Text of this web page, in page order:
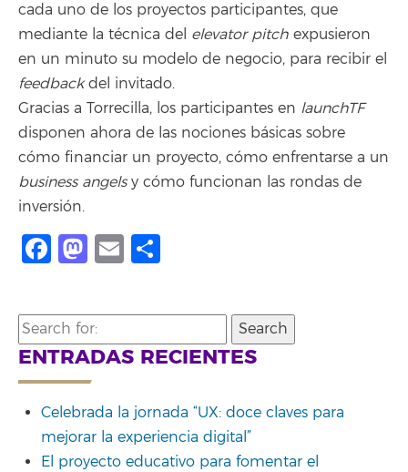
cada uno de los proyectos participantes, que
mediante la técnica del elevator pitch expusieron
en un minuto su modelo de negocio, para recibir el
feedbackdel invitado.
Gracias a Torrecilla, los participantes en launchTF
disponen ahora de las nociones básicas sobre
cómo financiar un proyecto, cómo enfrentarse a un
business angelsy cómo funcionan las rondas de
inversión.
Facebook
Mastodon
Email
Search
for:
ENTRADAS RECIENTES
Celebrada la jornada “UX: doce claves para
mejorar la experiencia digital”
El proyecto educativo para fomentar el